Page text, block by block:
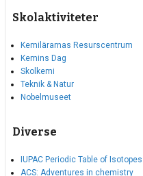
Skolaktiviteter
Kemilärarnas Resurscentrum
Kemins Dag
Skolkemi
Teknik & Natur
Nobelmuseet
Diverse
IUPAC Periodic Table of Isotopes
ACS: Adventures in chemistry